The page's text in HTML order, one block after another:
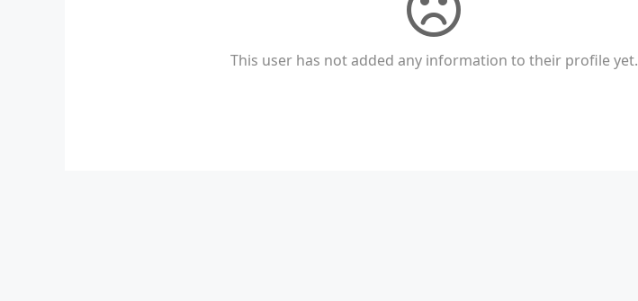
This user has not added any information to their profile yet.